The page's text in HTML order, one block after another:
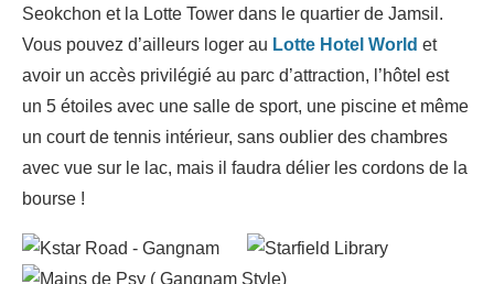
Seokchon et la Lotte Tower dans le quartier de Jamsil.
Vous pouvez d’ailleurs loger au Lotte Hotel World et
avoir un accès privilégié au parc d’attraction, l’hôtel est
un 5 étoiles avec une salle de sport, une piscine et même
un court de tennis intérieur, sans oublier des chambres
avec vue sur le lac, mais il faudra délier les cordons de la
bourse !